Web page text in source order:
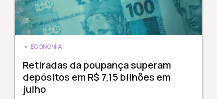
ECONOMIA
Retiradas da poupança superam
depósitos em R$ 7,15 bilhões em
julho